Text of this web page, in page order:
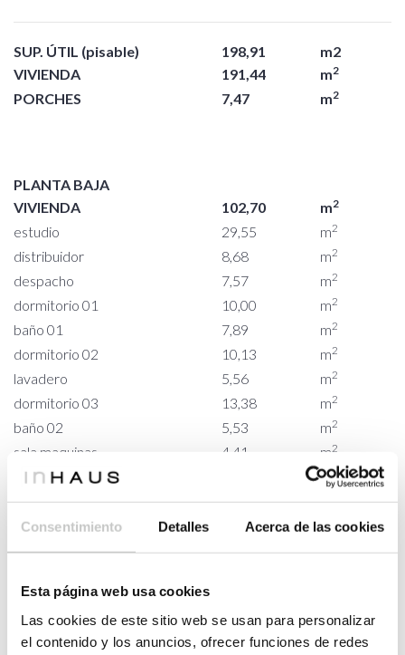
Consentimiento Detalles Acerca de las cookies
Esta página web usa cookies
Las cookies de este sitio web se usan para personalizar
el contenido y los anuncios, ofrecer funciones de redes
SUP. ÚTIL (pisable) 198,91
m2
VIVIENDA
191,44 m2
PORCHES 7,47 m2
PLANTA BAJA
VIVIENDA
102,70 m2
estudio 29,55 m2
distribuidor 8,68 m2
despacho 7,57 m2
dormitorio 01 10,00 m2
baño 01 7,89 m2
dormitorio 02 10,13 m2
lavadero 5,56 m2
dormitorio 03 13,38 m2
baño 02 5,53 m2
sala maquinas 4,41 m2
7,47
VIVIENDA
acceso
aseo 3,05 m